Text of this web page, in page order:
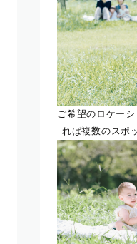
ご希望のロケー
れば複数のスポ